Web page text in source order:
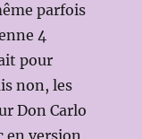
parfois
4
pour
non, les
Don Carlo